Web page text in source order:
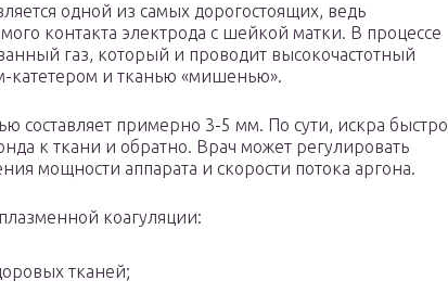
одной из самых дорогостоящих, ведь
контакта электрода с шейкой матки. В процессе
газ, который и проводит высокочастотный
катетером и тканью «мишенью».
составляет примерно 3-5 мм. По сути, искра быстро
к ткани и обратно. Врач может регулировать
мощности аппарата и скорости потока аргона.
коагуляции:
тканей;